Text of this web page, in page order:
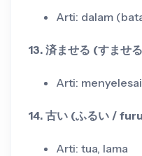
Arti: dalam
13. 済ませる (すませ
Arti:
14. 古い (ふるい /
Arti: tua, lama